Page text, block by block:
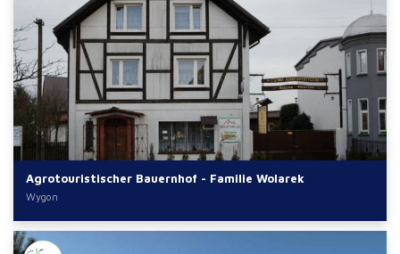
Agrotouristischer Bauernhof - Familie Wolarek
Wygon